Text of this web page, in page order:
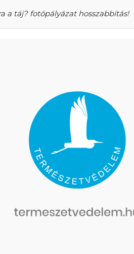
a táj? fotópályázat hosszabbítás!